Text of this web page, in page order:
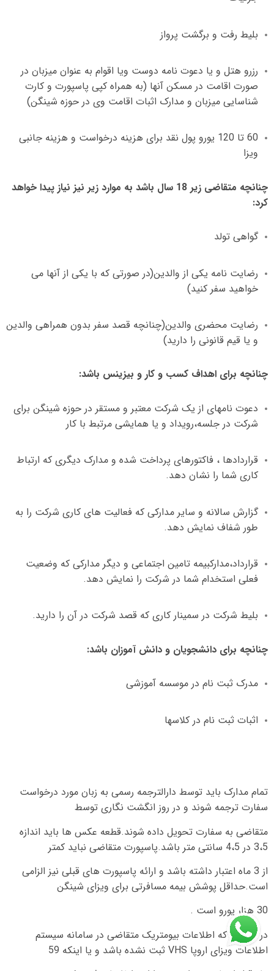
بلیط رفت و برگشت پرواز
رزرو هتل و یا دعوت نامه دوست ویا اقوام به عنوان میزبان در
صورت اقامت در مسکن آنها (به همراه کپی پاسپورت و کارت
شناسایی میزبان و مدارک اثبات اقامت وی در حوزه شینگن)
60 تا 120 یورو پول نقد برای هزینه درخواست و هزینه جانبی
ویزا
چنانچه متقاضی زیر 18 سال باشد به موارد زیر نیز نیاز پیدا خواهد
کرد:
گواهی تولد
رضایت نامه یکی از والدین(در صورتی که با یکی از آنها می
خواهید سفر کنید)
رضایت محضری والدین(چنانچه قصد سفر بدون همراهی والدین
و یا قیم قانونی را دارید)
چنانچه برای اهداف کسب و کار و بیزینس باشد:
دعوت نامهای از یک شرکت معتبر و مستقر در حوزه شینگن برای
شرکت در جلسه،رویداد و یا همایشی مرتبط با کار
قراردادها ، فاکتورهای پرداخت شده و مدارک دیگری که ارتباط
کاری شما را نشان دهد.
گزارش سالانه و سایر مدارکی که فعالیت های کاری شرکت را به
طور شفاف نمایش دهد.
قرارداد،مدارکبیمه تامین اجتماعی و دیگر مدارکی که وضعیت
فعلی استخدام شما در شرکت را نمایش دهد.
بلیط شرکت در سمینار کاری که قصد شرکت در آن را دارید.
چنانچه برای دانشجویان و دانش آموزان باشد:
مدرک ثبت نام در موسسه آموزشی
اثبات ثبت نام در کلاسها
تمام مدارک باید توسط دارالترجمه رسمی به زبان مورد درخواست
سفارت ترجمه شوند و در روز انگشت نگاری توسط
متقاضی به سفارت تحویل داده شوند.قطعه عکس ها باید اندازه
3،5 در 4،5 سانتی متر باشد.پاسپورت متقاضی نباید کمتر
از 3 ماه اعتبار داشته باشد و ارائه پاسپورت های قبلی نیز الزامی
است.حداقل پوشش بیمه مسافرتی برای ویزای شینگن
30 هزار یورو است .
در صورتی که اطلاعات بیومتریک متقاضی در سامانه سیستم
اطلاعات ویزای اروپا VHS ثبت نشده باشد و یا اینکه 59